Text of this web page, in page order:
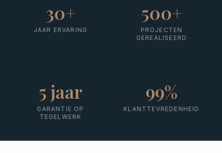
30+
JAAR ERVARING
500+
PROJECTEN
GEREALISEERD
5jaar
GARANTIE OP
TEGELWERK
99%
KLANTTEVREDENHEID